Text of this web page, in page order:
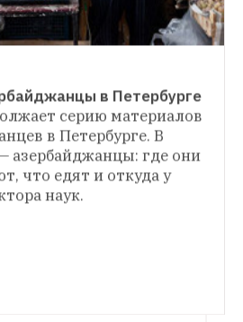
грузины, армяне —
национальные
пяти диаспор,
в Петербурге,
где они находят
в Петербурге
серию материалов
в Петербурге. В
азербайджанцы: где они
что едят и откуда у
наук.